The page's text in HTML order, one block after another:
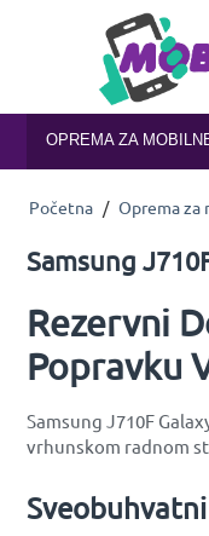
OPREMA ZA
Početna / Oprema
Samsung
Rezervni
Popravku
Samsung J710F
vrhunskom radnom